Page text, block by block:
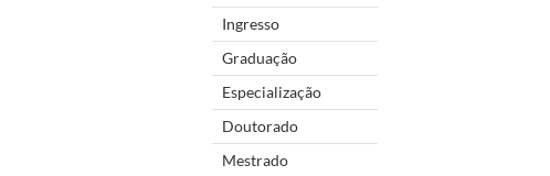
Ingresso
Graduação
Especialização
Doutorado
Mestrado